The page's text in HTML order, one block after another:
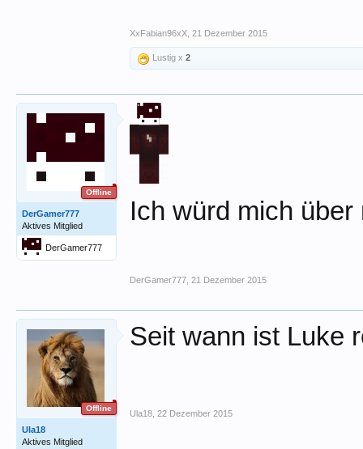
XxFabian96xX 21 Dezember 2015
Lustig x 2
Offline
DerGamer777
Aktives Mitglied
DerGamer777
Ich würd mich
DerGamer777 21 Dezember 2015
Offline
Ula18
Aktives Mitglied
Seit wann ist Luke
Ula18 22 Dezember 2015